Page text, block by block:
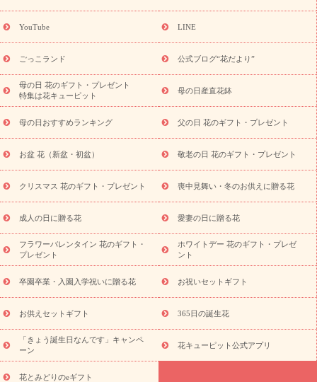
(トルコキキョウ)
9月の誕生花(リンドウ)
ら探す
お祝いの花特集 当日配達特急便 お祝い商品一覧
念日
結婚祝い 出産祝い 退院祝い・快気祝い
寿祝い
プチギフト ペットのお祝いフラワー
供え・お悔やみ商品一覧
お供え・お悔やみの花
四十九日法要以
お供え プリザーブドフラワー
ペットのお供えフラワー
お盆（新
盆・初盆）
その他 お祝い返し お見舞い
お取り寄せギフト
ビジネス用
ご自宅用 観葉植物 ミディ胡蝶蘭
プリザーブ
ドフラワー
スタイルから探す アレンジメント 花束
スタ
ンド花
お祝い お供え・お悔やみ 胡蝶蘭 胡蝶蘭・花鉢
ディ胡蝶蘭・お祝い
ミディ胡蝶蘭・お供え
世界初の青色胡蝶蘭
観葉植物
観葉植物 産直多肉植物
プリザーブドフラワー
お祝い
お供え・お悔やみ 花とセットギフト
セミオーダー
プチギフト（hanamore -ハナモア-）
花とみどりのeギフト
キューピットのeGfit
カラー ピンク イエローオレンジ
レッ
ド
お花の種類 トルコキキョウ
お祝い お祝い・3000円～ お祝い・4000円～
お祝い・
5000円～
お祝い・7000円～ お祝い・ 10000円～
お供え・お
悔やみ
円～
お供え・お悔やみ・
YouTube LINE
ごっこランド 公式ブログ“花だより”
母の日 花のギフト・プレゼント
特集は花キューピット
母の日産直花鉢
母の日おすすめランキング 父の日 花のギフト・プレゼント
お盆 花（新盆・初盆） 敬老の日 花のギフト・プレゼント
クリスマス 花のギフト・プレゼント 喪中見舞い・冬のお供えに贈る花
成人の日に贈る花 愛妻の日に贈る花
フラワーバレンタイン 花のギフト・
プレゼント
ホワイトデー 花のギフト・プレゼ
ント
卒園卒業・入園入学祝いに贈る花 お祝いセットギフト
お供えセットギフト 365日の誕生花
「きょう誕生日なんです」キャンペ
ーン
花キューピット公式アプリ
花とみどりのeギフト